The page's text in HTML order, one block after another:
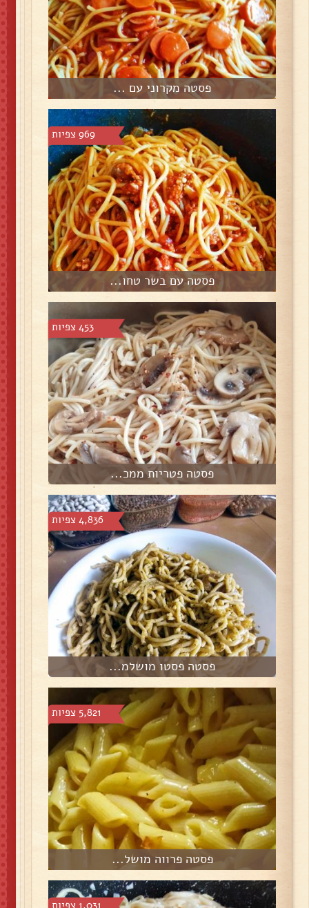
פסטה מקרוני עם ...
969 צפיות
פסטה עם בשר טחו...
453 צפיות
פסטה פטריות ממכ...
4,836 צפיות
פסטה פסטו מושלמ...
5,821 צפיות
פסטה פרווה מושל...
1,031 צפיות